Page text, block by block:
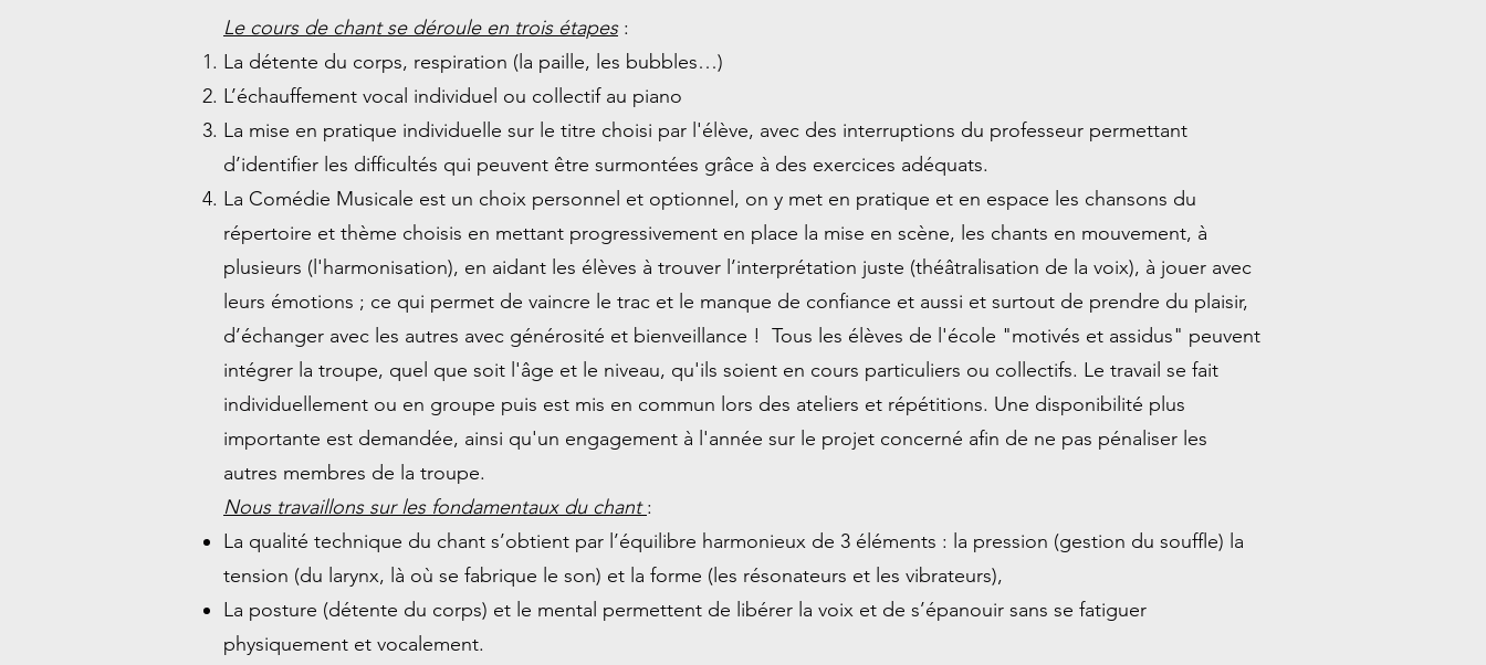
​Le cours de chant se déroule en trois étapes:
La détente du corps, respiration (la paille, les bubbles…)
L’échauffement vocal individuel ou collectif au piano
La mise en pratique individuelle sur le titre choisi par l'élève, avec des interruptions du professeur permettant
d’identifier les difficultés qui peuvent être surmontées grâce à des exercices adéquats.
La Comédie Musicale est un choix personnel et optionnel, on y met en pratique et en espace les chansons du
répertoire et thème choisis en mettant progressivement en place la mise en scène, les chants en mouvement, à
plusieurs (l'harmonisation), en aidant les élèves à trouver l’interprétation juste (théâtralisation de la voix), à jouer avec
leurs émotions ; ce qui permet de vaincre le trac et le manque de confiance et aussi et surtout de prendre du plaisir,
d’échanger avec les autres avec générosité et bienveillance ! Tous les élèves de l'école "motivés et assidus" peuvent
intégrer la troupe, quel que soit l'âge et le niveau, qu'ils soient en cours particuliers ou collectifs. Le travail se fait
individuellement ou en groupe puis est mis en commun lors des ateliers et répétitions. Une disponibilité plus
importante est demandée, ainsi qu'un engagement à l'année sur le projet concerné afin de ne pas pénaliser les
autres membres de la troupe.
Nous travaillons sur les fondamentaux du chant:
La qualité technique du chant s’obtient par l’équilibre harmonieux de 3 éléments : la pression (gestion du souffle) la
tension (du larynx, là où se fabrique le son) et la forme (les résonateurs et les vibrateurs),
La posture (détente du corps) et le mental permettent de libérer la voix et de s’épanouir sans se fatiguer
physiquement et vocalement.